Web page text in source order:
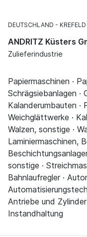
DEUTSCHLAND KREFELD
ANDRITZ Küsters
Zulieferindustrie
Papiermaschinen ·
Schrägsiebanlagen ·
Kalanderumbauten ·
Weichglättwerke ·
Walzen, sonstige ·
Laminiermaschinen,
sonstige ·
Bahnlaufregler ·
Antriebe und
Instandhaltung